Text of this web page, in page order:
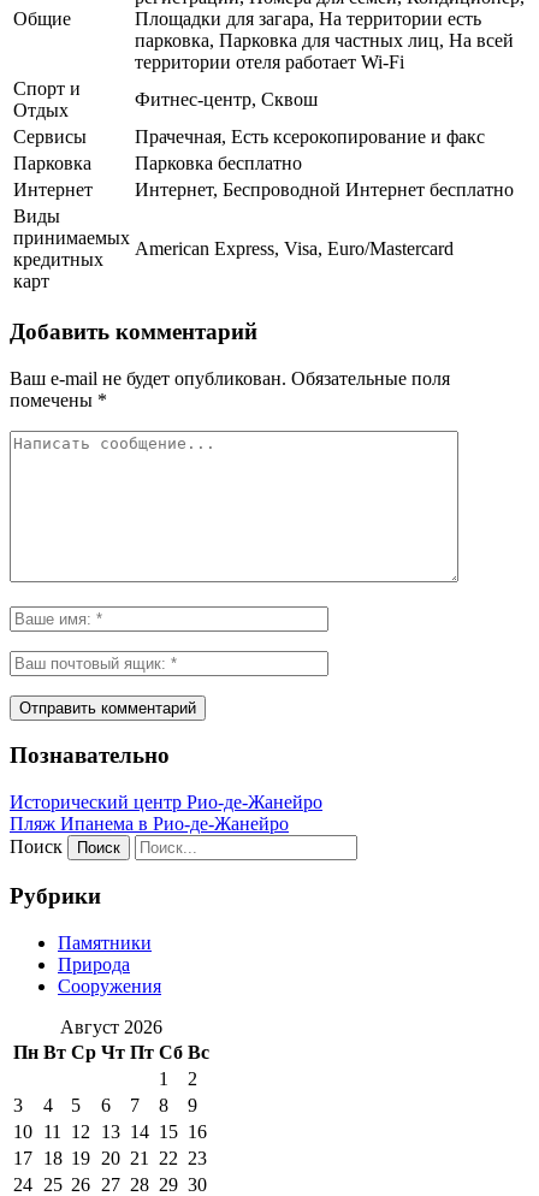
Общие
Площадки для загара, На территории есть
парковка, Парковка для частных лиц, На всей
территории отеля работает Wi-Fi
Спорт и
Отдых
Фитнес-центр, Сквош
Сервисы
Прачечная, Есть ксерокопирование и факс
Парковка
Парковка бесплатно
Интернет
Интернет, Беспроводной Интернет бесплатно
Виды
принимаемых
кредитных
карт
American Express, Visa, Euro/Mastercard
Добавить комментарий
Ваш e-mail не будет опубликован. Обязательные поля
помечены *
Познавательно
Исторический центр Рио-де-Жанейро
Пляж Ипанема в Рио-де-Жанейро
Поиск
Рубрики
Памятники
Природа
Сооружения
Август 2026
Пн Вт Ср Чт Пт Сб Вс
1
2
3
4 5 6 7 8
9
10 11 12 13 14 15 16
17 18 19 20 21 22 23
24 25 26 27 28 29 30